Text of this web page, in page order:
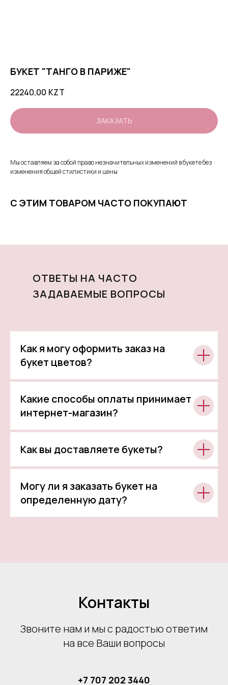
БУКЕТ "ТАНГО В ПАРИЖЕ"
22240,00 KZT
ЗАКАЗАТЬ
Мы оставляем за собой право незначительных изменений в букете без
изменения общей стилистики и цены
С ЭТИМ ТОВАРОМ ЧАСТО ПОКУПАЮТ
ОТВЕТЫ НА ЧАСТО
ЗАДАВАЕМЫЕ ВОПРОСЫ
Как я могу оформить заказ на
букет цветов?
Какие способы оплаты принимает
интернет-магазин?
Как вы доставляете букеты?
Могу ли я заказать букет на
определенную дату?
Контакты
Звоните нам и мы с радостью ответим
на все Ваши вопросы
+7 707 202 3440